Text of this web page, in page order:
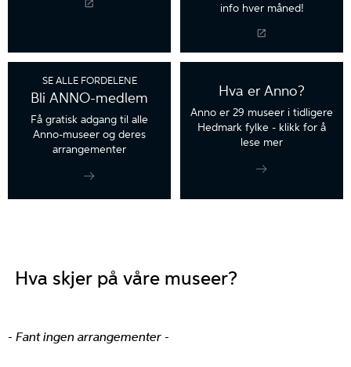
info hver måned!
SE ALLE FORDELENE
Bli ANNO-medlem
Få gratisk adgang til alle
Anno-museer og deres
arrangementer
Hva er Anno?
Anno er 29 museer i tidligere
Hedmark fylke - klikk for å
lese mer
Hva skjer på våre museer?
- Fant ingen arrangementer -